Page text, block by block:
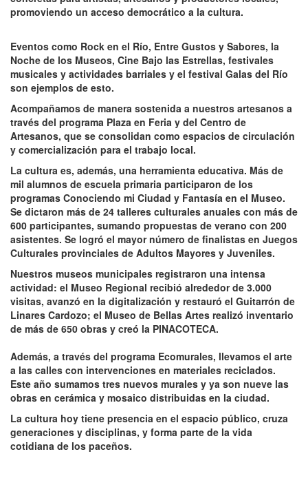
promoviendo un acceso democrático a la cultura.
Eventos como Rock en el Río, Entre Gustos y Sabores, la
Noche de los Museos, Cine Bajo las Estrellas, festivales
musicales y actividades barriales y el festival Galas del Río
son ejemplos de esto.
Acompañamos de manera sostenida a nuestros artesanos a
través del programa Plaza en Feria y del Centro de
Artesanos, que se consolidan como espacios de circulación
y comercialización para el trabajo local.
La cultura es, además, una herramienta educativa. Más de
mil alumnos de escuela primaria participaron de los
programas Conociendo mi Ciudad y Fantasía en el Museo.
Se dictaron más de 24 talleres culturales anuales con más de
600 participantes, sumando propuestas de verano con 200
asistentes. Se logró el mayor número de finalistas en Juegos
Culturales provinciales de Adultos Mayores y Juveniles.
Nuestros museos municipales registraron una intensa
actividad: el Museo Regional recibió alrededor de 3.000
visitas, avanzó en la digitalización y restauró el Guitarrón de
Linares Cardozo; el Museo de Bellas Artes realizó inventario
de más de 650 obras y creó la PINACOTECA.
Además, a través del programa Ecomurales, llevamos el arte
a las calles con intervenciones en materiales reciclados.
Este año sumamos tres nuevos murales y ya son nueve las
obras en cerámica y mosaico distribuidas en la ciudad.
La cultura hoy tiene presencia en el espacio público, cruza
generaciones y disciplinas, y forma parte de la vida
cotidiana de los paceños.